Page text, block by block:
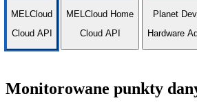
MELCloud
Cloud API
MELCloud Home
Cloud API
Planet
Hardware
Monitorowane punkty